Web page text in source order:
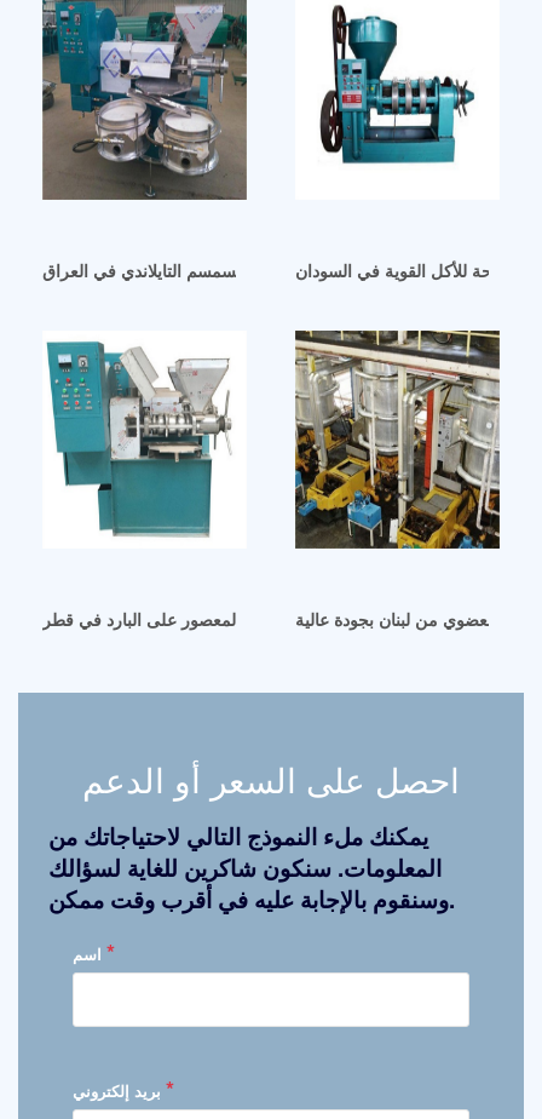
زيت السمسم التايلاندي في العراق الصالحة للأكل القوية في السودان
على البارد في قطر زيت السمسم المعصور على البارد في قطر
العضوي من لبنان بجودة عالية
احصل على السعر أو الدعم
يمكنك ملء النموذج التالي لاحتياجاتك من
المعلومات. سنكون شاكرين للغاية لسؤالك
وسنقوم بالإجابة عليه في أقرب وقت ممكن.
*
*